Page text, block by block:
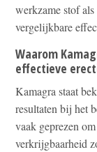
werkzame stof
vergelijkbare
Waarom
effectieve
Kamagra staat
resultaten bij het
vaak geprezen
verkrijgbaarheid